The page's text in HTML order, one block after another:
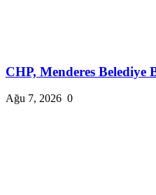
CHP, Menderes Belediye
Ağu 7, 2026 0